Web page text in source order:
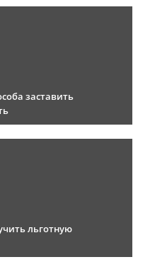
заставить
льготную